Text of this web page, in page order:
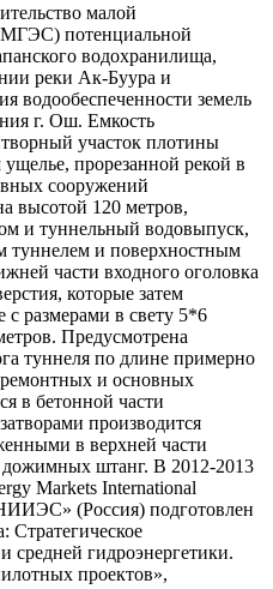
малой
МГЭС) потенциальной
водохранилища,
реки Ак-Буура и
водообеспеченности земель
г. Ош. Емкость
участок плотины
прорезанной рекой в
сооружений
высотой 120 метров,
и туннельный водовыпуск,
туннелем и поверхностным
части входного оголовка
которые затем
размерами в свету 5*6
Предусмотрена
туннеля по длине примерно
и основных
в бетонной части
производится
в верхней части
штанг. В 2012-2013
Markets International
(Россия) подготовлен
Стратегическое
средней гидроэнергетики.
проектов»,